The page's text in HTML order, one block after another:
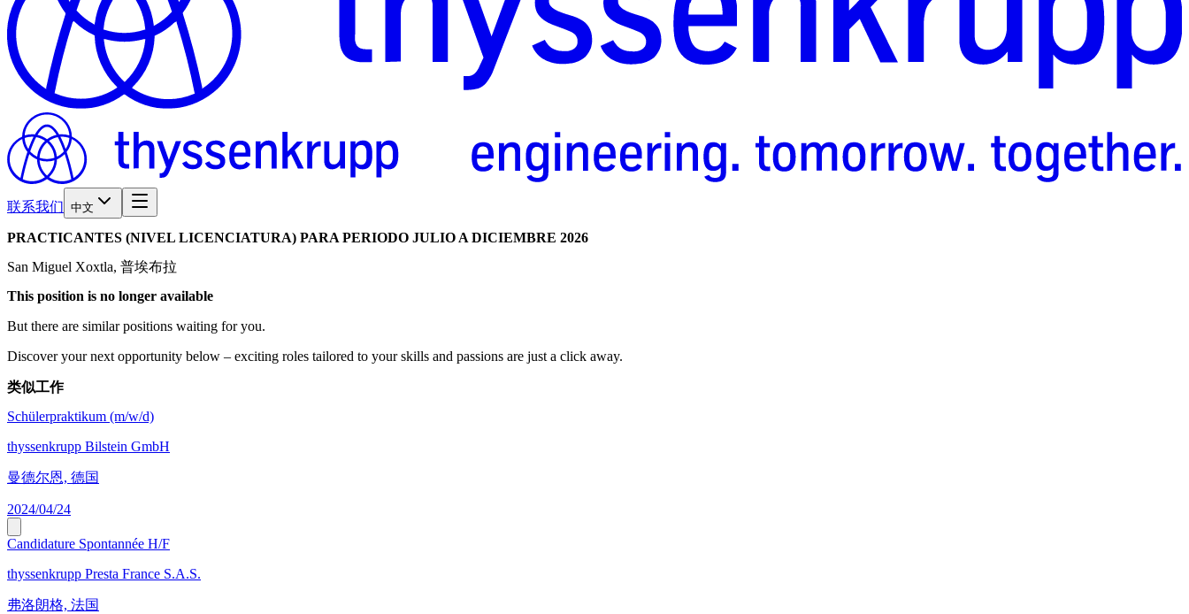
联系我们 中文
PRACTICANTES (NIVEL LICENCIATURA) PARA PERIODO JULIO A DICIEMBRE 2026
San Miguel Xoxtla, 普埃布拉
This position is no longer available
But there are similar positions waiting for you.
Discover your next opportunity below – exciting roles tailored to your skills and passions are just a click away.
类似工作
Schülerpraktikum (m/w/d)
thyssenkrupp Bilstein GmbH
曼德尔恩, 德国
2024/04/24
Candidature Spontannée H/F
thyssenkrupp Presta France S.A.S.
弗洛朗格, 法国